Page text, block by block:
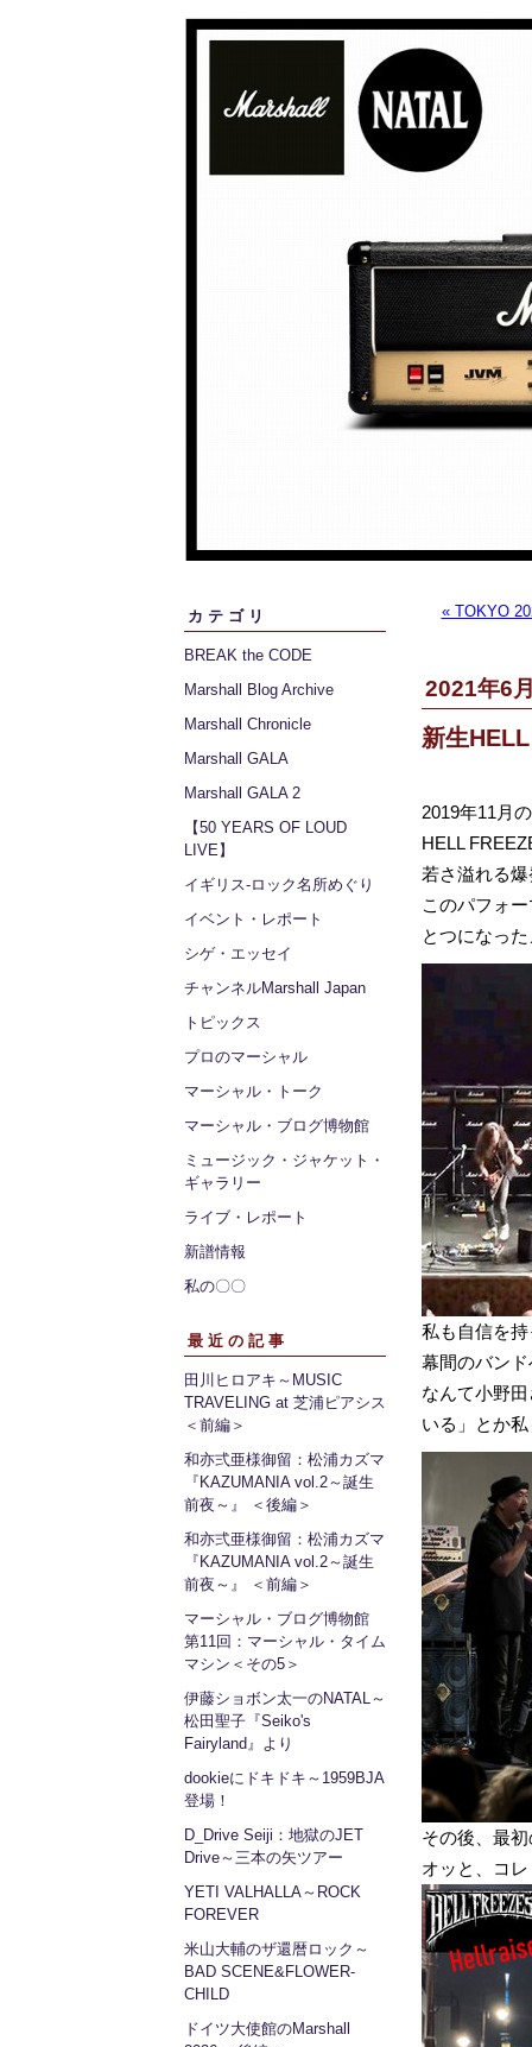
カテゴリ
BREAK the CODE
Marshall Blog Archive
Marshall Chronicle
Marshall GALA
Marshall GALA 2
【50 YEARS OF LOUD
LIVE】
イギリス‐ロック名所めぐり
イベント・レポート
シゲ・エッセイ
チャンネルMarshall Japan
トピックス
プロのマーシャル
マーシャル・トーク
マーシャル・ブログ博物館
ミュージック・ジャケット・
ギャラリー
ライブ・レポート
新譜情報
私の〇〇
最近の記事
田川ヒロアキ～MUSIC
TRAVELING at 芝浦ピアシス
＜前編＞
和亦弍亜様御留：松浦カズマ
『KAZUMANIA vol.2～誕生
前夜～』 ＜後編＞
和亦弍亜様御留：松浦カズマ
『KAZUMANIA vol.2～誕生
前夜～』 ＜前編＞
マーシャル・ブログ博物館
第11回：マーシャル・タイム
マシン＜その5＞
伊藤ショボン太一のNATAL～
松田聖子『Seiko's
Fairyland』より
dookieにドキドキ～1959BJA
登場！
D_Drive Seiji：地獄のJET
Drive～三本の矢ツアー
YETI VALHALLA～ROCK
FOREVER
米山大輔のザ還暦ロック～
BAD SCENE&FLOWER-
CHILD
ドイツ大使館のMarshall
« TOKYO
2021年6
新生
2019年11月
HELL
若さ溢れる
このパフォ
とつになっ
私も自信を
幕間のバン
なんて小野
いる」とか
その後、最
オッと、コ